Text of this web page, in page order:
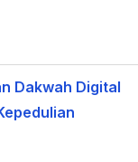
Dakwah Digital